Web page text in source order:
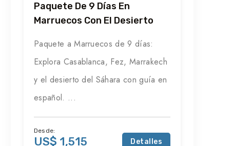
Paquete De 9 Días En
Marruecos Con El Desierto
Paquete a Marruecos de 9 días:
Explora Casablanca, Fez, Marrakech
y el desierto del Sáhara con guía en
español. ...
Desde:
US$ 1,515 Detalles